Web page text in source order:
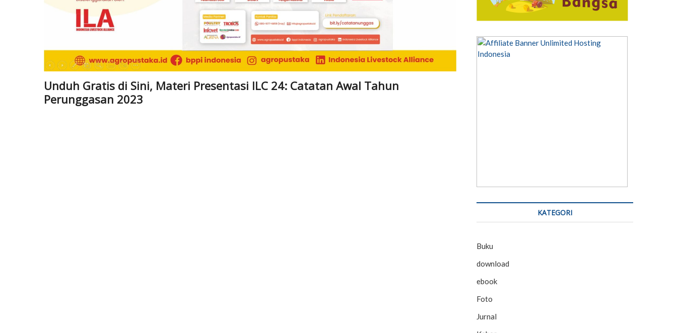
Unduh Gratis di Sini, Materi Presentasi ILC 24: Catatan Awal Tahun
Perunggasan 2023
KATEGORI
Buku
download
ebook
Foto
Jurnal